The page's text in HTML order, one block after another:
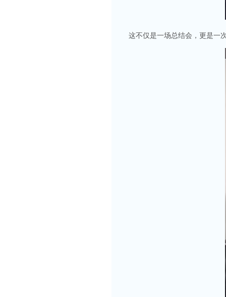
这不仅是一场总结会，更是一